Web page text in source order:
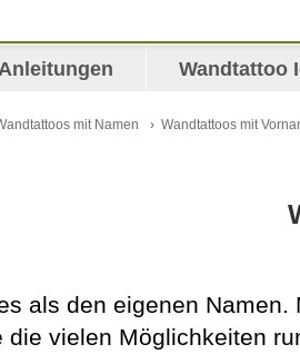
Anleitungen Wandtattoo
mit Namen Wandtattoos mit
als den eigenen Namen.
die vielen Möglichkeiten